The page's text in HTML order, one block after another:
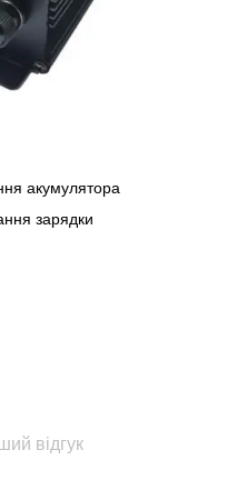
акумулятора
зарядки
відгук